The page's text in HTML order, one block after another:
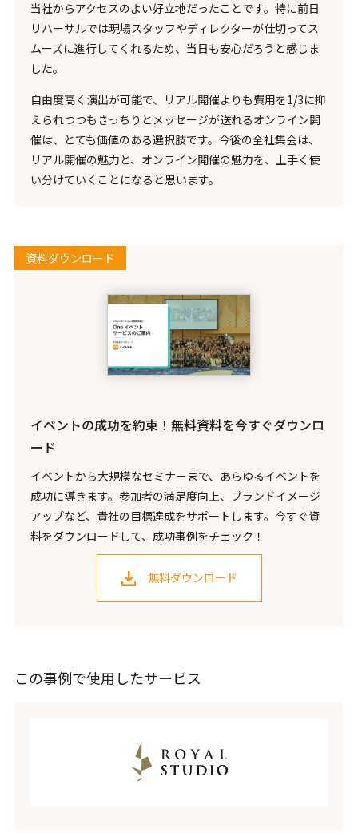
当社からアクセスのよい好立地だったことです。特に前日
リハーサルでは現場スタッフやディレクターが仕切ってス
ムーズに進行してくれるため、当日も安心だろうと感じま
した。
自由度高く演出が可能で、リアル開催よりも費用を1/3に抑
えられつつもきっちりとメッセージが送れるオンライン開
催は、とても価値のある選択肢です。今後の全社集会は、
リアル開催の魅力と、オンライン開催の魅力を、上手く使
い分けていくことになると思います。
資料ダウンロード
イベントの成功を約束！無料資料を今すぐダウンロ
ード
イベントから大規模なセミナーまで、あらゆるイベントを
成功に導きます。参加者の満足度向上、ブランドイメージ
アップなど、貴社の目標達成をサポートします。今すぐ資
料をダウンロードして、成功事例をチェック！
無料ダウンロード
この事例で使用したサービス